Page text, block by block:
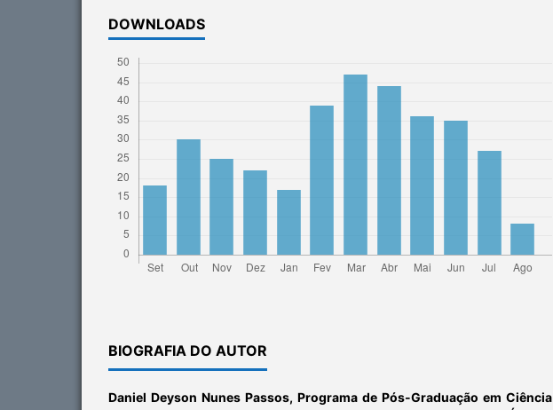
DOWNLOADS
BIOGRAFIA DO AUTOR
Daniel Deyson Nunes Passos, Programa de Pós-Graduação em Ciência